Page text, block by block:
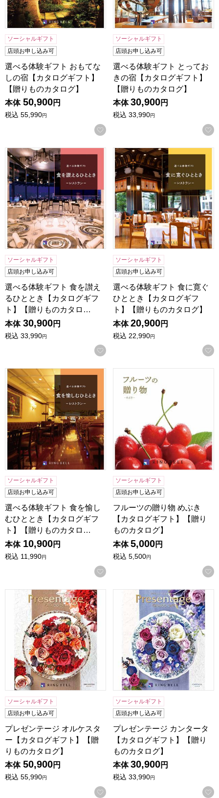
ソーシャルギフト
店頭お申し込み可
選べる体験ギフト おもてな
しの宿【カタログギフト】
【贈りものカタログ】
本体 50,900円
税込 55,990円
お気に入りに登録する
ソーシャルギフト
店頭お申し込み可
選べる体験ギフト とってお
きの宿【カタログギフト】
【贈りものカタログ】
本体 30,900円
税込 33,990円
選べる体験ギフト 食を讃えるひととき【カタログギフト】
ソーシャルギフト
店頭お申し込み可
選べる体験ギフト 食を讃え
るひととき【カタログギフ
ト】【贈りものカタロ…
本体 30,900円
税込 33,990円
お気に入りに登録する
選べる体験ギフト 食に寛ぐ
ソーシャルギフト
店頭お申し込み可
選べる体験ギフト 食に寛ぐ
ひととき【カタログギフ
ト】【贈りものカタログ】
本体 20,900円
税込 22,990円
選べる体験ギフト 食を愉しむひととき【カタログギフト】
ソーシャルギフト
店頭お申し込み可
選べる体験ギフト 食を愉し
むひととき【カタログギフ
ト】【贈りものカタロ…
本体 10,900円
税込 11,990円
お気に入りに登録する
ソーシャルギフト
店頭お申し込み可
フルーツの贈り物 めぶき
【カタログギフト】【贈り
ものカタログ】
本体 5,000円
税込 5,500円
プレゼンテージ オルケスター【カタログギフト】【贈りも
ソーシャルギフト
店頭お申し込み可
プレゼンテージ オルケスタ
ー【カタログギフト】【贈
りものカタログ】
本体 50,900円
税込 55,990円
お気に入りに登録する
プレゼンテージ カンタータ
ソーシャルギフト
店頭お申し込み可
プレゼンテージ カンタータ
【カタログギフト】【贈り
ものカタログ】
本体 30,900円
税込 33,990円